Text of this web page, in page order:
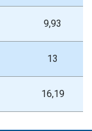
9,93
13
16,19